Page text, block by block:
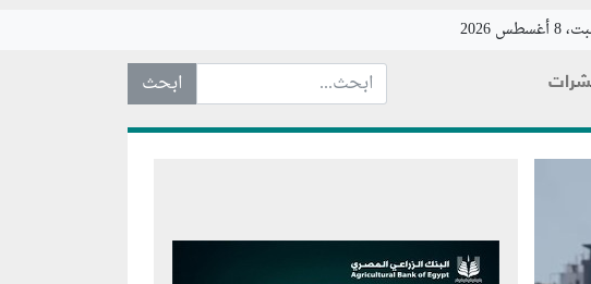
2026
ابحث عن... :